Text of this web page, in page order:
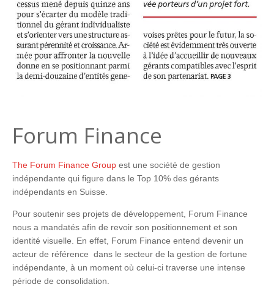
Forum Finance
The Forum Finance Group est une société de gestion
indépendante qui figure dans le Top 10% des gérants
indépendants en Suisse.
Pour soutenir ses projets de développement, Forum Finance
nous a mandatés afin de revoir son positionnement et son
identité visuelle. En effet, Forum Finance entend devenir un
acteur de référence dans le secteur de la gestion de fortune
indépendante, à un moment où celui-ci traverse une intense
période de consolidation.